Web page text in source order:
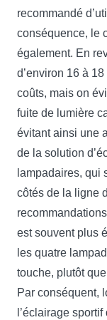
recommandé
conséquence, le
également. En
d’environ 16 à
coûts, mais on
fuite de lumière
évitant ainsi une
de la solution
lampadaires, qui
côtés de la ligne
est souvent plus
les quatre
touche, plutôt
Par conséquent,
l’éclairage